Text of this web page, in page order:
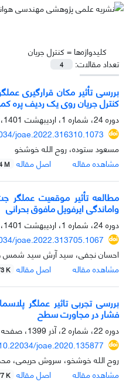
کلیدواژه‌ها =کنترل جریان
تعداد مقالات:
4
بررسی تأثیر مکان قرارگیری
کنترل جریان روی یک ردیف پره
دوره 24، شماره 1، اردیبهشت 1401، صفحه
joae.2022.316310.1073
مسعود ستوده، روح الله خوشخو
مشاهده مقاله
اصل مقاله M
مطالعه تأثیر موقعیت عملگر
واماندگی ایرفویل مافوق بحرانی
دوره 24، شماره 1، اردیبهشت 1401، صفحه
joae.2022.313705.1067
احسان نجفی، سید آرش سید شمس
مشاهده مقاله
اصل مقاله K
بررسی تجربی تاثیر عملگر
فشار در مجاورت سطح
دوره 22، شماره 2، آذر 1399، صفحه
joae.2020.135877
روح الله خوشخو، سروش حریمی،
مشاهده مقاله
اصل مقاله K